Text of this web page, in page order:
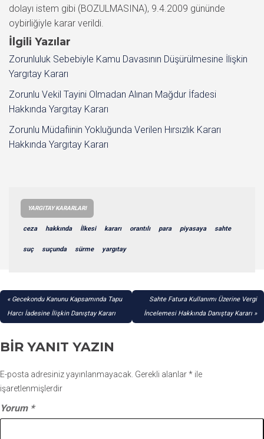
dolayı istem gibi (BOZULMASINA), 9.4.2009 gününde
oybirliğiyle karar verildi.
İlgili Yazılar
Zorunluluk Sebebiyle Kamu Davasının Düşürülmesine İlişkin
Yargıtay Kararı
Zorunlu Vekil Tayini Olmadan Alınan Mağdur İfadesi
Hakkında Yargıtay Kararı
Zorunlu Müdafiinin Yokluğunda Verilen Hırsızlık Kararı
Hakkında Yargıtay Kararı
YARGITAY KARARLARI
ceza hakkında İlkesi kararı orantılı para piyasaya sahte
suç suçunda sürme yargıtay
YAZI
GEZINMESI
Gecekondu Kanunu Kapsamında Tapu
Harcı İadesine İlişkin Danıştay Kararı
Sahte Fatura Kullanımı Üzerine Vergi
İncelemesi Hakkında Danıştay Kararı
BIR YANIT YAZIN
E-posta adresiniz yayınlanmayacak. Gerekli alanlar* ile
işaretlenmişlerdir
Yorum *